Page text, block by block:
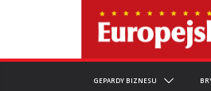
GEPARDY BIZNESU